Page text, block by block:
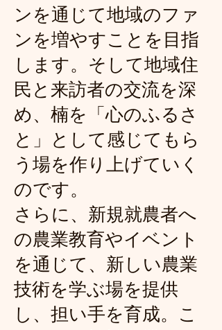
ンを通じて地域のファ
ンを増やすことを目指
します。そして地域住
民と来訪者の交流を深
め、楠を「心のふるさ
と」として感じてもら
う場を作り上げていく
のです。
さらに、新規就農者へ
の農業教育やイベント
を通じて、新しい農業
技術を学ぶ場を提供
し、担い手を育成。こ